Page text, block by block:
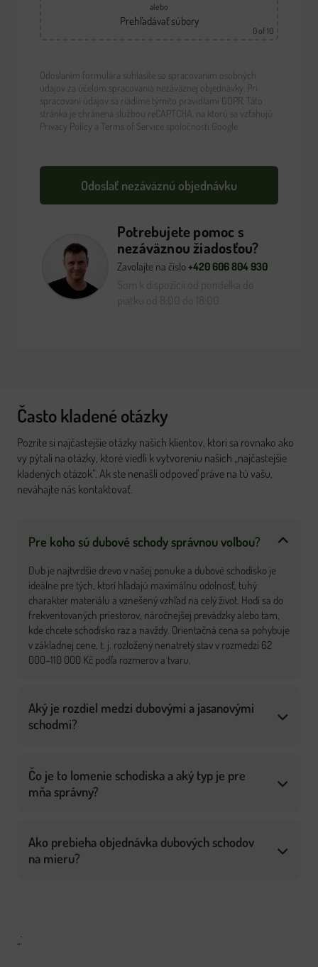
alebo
Prehľadávať súbory
0of 10
Odoslaním formulára súhlasíte so spracovaním osobných
údajov za účelom spracovania nezáväznej objednávky. Pri
spracovaní údajov sa riadime týmito pravidlami GDPR . Táto
stránka je chránená službou reCAPTCHA, na ktorú sa vzťahujú
Privacy Policy a Terms of Service spoločnosti Google.
Potrebujete pomoc s
nezáväznou žiadosťou?
Zavolajte na číslo+420 606 804 930
Často kladené otázky
Pozrite si najčastejšie otázky našich klientov, ktorí sa rovnako ako
vy pýtali na otázky, ktoré viedli k vytvoreniu našich „najčastejšie
kladených otázok“. Ak ste nenašli odpoveď práve na tú vašu,
neváhajte nás kontaktovať.
Pre koho sú dubové schody správnou voľbou?
Dub je najtvrdšie drevo v našej ponuke a dubové schodisko je
ideálne pre tých, ktorí hľadajú maximálnu odolnosť, tuhý
charakter materiálu a vznešený vzhľad na celý život. Hodí sa do
frekventovaných priestorov, náročnejšej prevádzky alebo tam,
kde chcete schodisko raz a navždy. Orientačná cena sa pohybuje
v základnej cene, t. j. rozložený nenatretý stav v rozmedzí 62
000–110 000 Kč podľa rozmerov a tvaru.
Aký je rozdiel medzi dubovými a jasanovými
schodmi?
Čo je to lomenie schodiska a aký typ je pre
mňa správny?
Ako prebieha objednávka dubových schodov
na mieru?
„`